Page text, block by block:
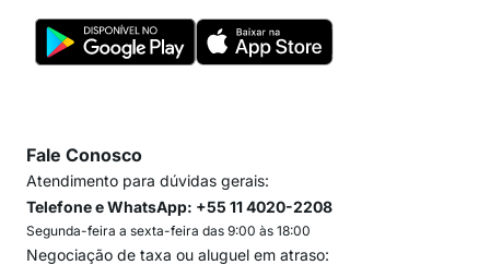
Fale Conosco
Atendimento para dúvidas gerais:
Telefone e WhatsApp: +55 11 4020-2208
Segunda-feira a sexta-feira das 9:00 às 18:00
Negociação de taxa ou aluguel em atraso: